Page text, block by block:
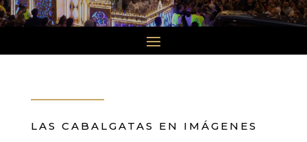
LAS CABALGATAS EN IMÁGENES